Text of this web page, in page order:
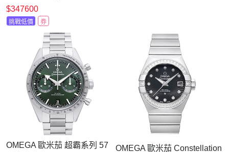
304.33.44.52.03.001)x44.25mm
$347600
挑戰低價 券
OMEGA 歐米茄 超霸系列 57
OMEGA 歐米茄 Constellation